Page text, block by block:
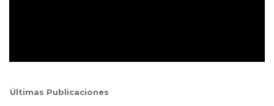
Últimas Publicaciones